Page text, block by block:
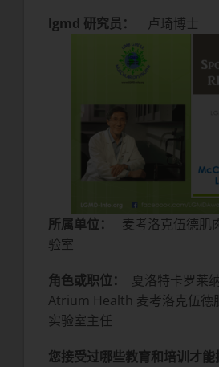
lgmd 研究员： 卢琦博士
所属单位： 麦考洛克伍德肌
验室
角色或职位： 夏洛特卡罗莱
Atrium Health 麦考洛克伍德
实验室主任
您接受过哪些教育和培训才